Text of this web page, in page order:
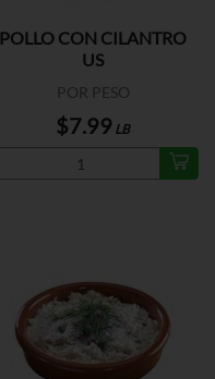
POLLO CON CILANTRO
US
POR PESO
$7.99 LB